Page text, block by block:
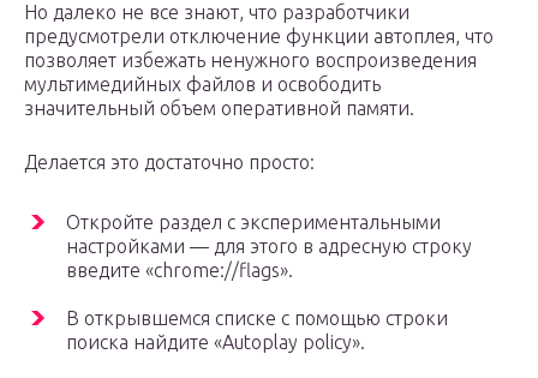
Но далеко не все знают, что разработчики
предусмотрели отключение функции автоплея, что
позволяет избежать ненужного воспроизведения
мультимедийных файлов и освободить
значительный объем оперативной памяти.
Делается это достаточно просто:
Откройте раздел с экспериментальными
настройками — для этого в адресную строку
введите «chrome://flags».
В открывшемся списке с помощью строки
поиска найдите «Autoplay policy».